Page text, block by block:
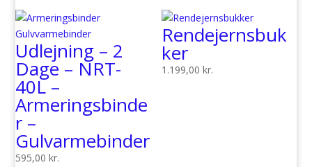
var:
1.895,00 kr..
1.695,00 kr..
var:
95,00 kr..
er:
80,00 kr..
Udlejning – 2
Dage – NRT-
40L –
Armeringsbinde
r –
Gulvarmebinder
595,00kr.
Rendejernsbuk
ker
1.199,00kr.